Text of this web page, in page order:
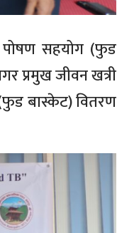
पोषण सहयोग (फुड
प्रमुख जीवन खत्री
बास्केट) वितरण